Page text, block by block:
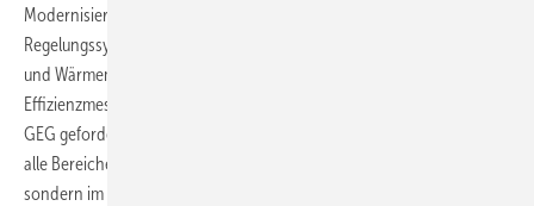
Modernisierungs-Maßnahmen durch ein in Heiz- und
Regelungssysteme integriertes Betriebs-Monitoring mit Endenergie-
und Wärmemengenzählern und automatisierten jährlichen
Effizienzmessungen zur Gebäude- und Anlagentechnik im zukünftigen
GEG gefordert wird [
alle Bereiche der Qualitätssicherung, die nicht mehr gefördert,
sondern im GEG gefordert werden sollten.